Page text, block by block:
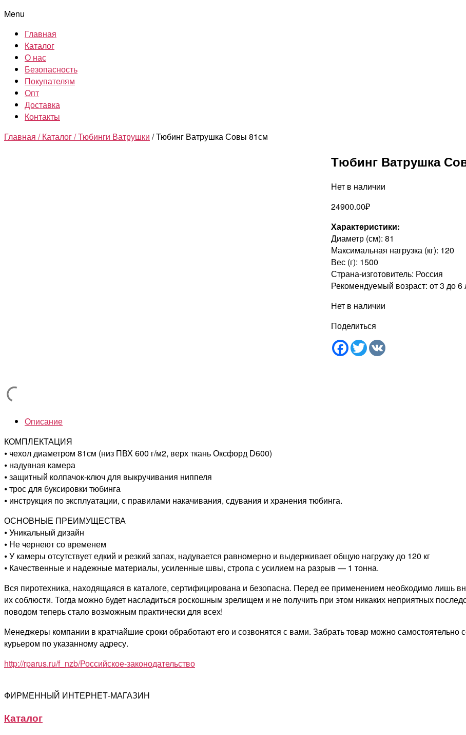
Menu
Главная
Каталог
О нас
Безопасность
Покупателям
Опт
Доставка
Контакты
Главная /Каталог /Тюбинги Ватрушки / Тюбинг Ватрушка Совы 81см
Тюбинг Ватрушка
Нет в наличии
24900.00₽
Характеристики:
Диаметр (см): 81
Максимальная нагрузка (кг): 120
Вес (г): 1500
Страна-изготовитель: Россия
Рекомендуемый возраст: от 3 до 6
Нет в наличии
Поделиться
Facebook
Twitter
Описание
КОМПЛЕКТАЦИЯ
⦁ чехол диаметром 81см (низ ПВХ 600 г/м2, верх ткань Оксфорд D600)
⦁ надувная камера
⦁ защитный колпачок-ключ для выкручивания ниппеля
⦁ трос для буксировки тюбинга
⦁ инструкция по эксплуатации, с правилами накачивания, сдувания и хранения тюбинга.
ОСНОВНЫЕ ПРЕИМУЩЕСТВА
⦁ Уникальный дизайн
⦁ Не чернеют со временем
⦁ У камеры отсутствует едкий и резкий запах, надувается равномерно и выдерживает общую нагрузку до 120 кг
⦁ Качественные и надежные материалы, усиленные швы, стропа с усилием на разрыв — 1 тонна.
Вся пиротехника, находящаяся в каталоге, сертифицирована и безопасна. Перед ее применением необходимо лишь
их соблюсти. Тогда можно будет насладиться роскошным зрелищем и не получить при этом никаких неприятных
поводом теперь стало возможным практически для всех!
Менеджеры компании в кратчайшие сроки обработают его и созвонятся с вами. Забрать товар можно самостоятельно
курьером по указанному адресу.
http://rparus.ru/f_nzb/Российское-законодательство
ФИРМЕННЫЙ ИНТЕРНЕТ-МАГАЗИН
Каталог